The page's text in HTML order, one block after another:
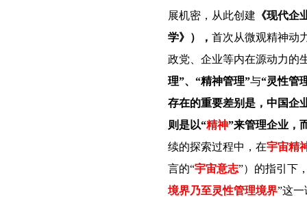
展机密，从此创建 《现代
学》）， 首次从微观精神动
政党、企业等内在源动力的
理”、“精神管理”与“灵性管
存在的重要差别是，中国企
则是以“精神”来管理企业，
续的探索过程中，在宇宙精
言的“宇宙意志”）的指引下
境界乃至灵性管理境界”这一